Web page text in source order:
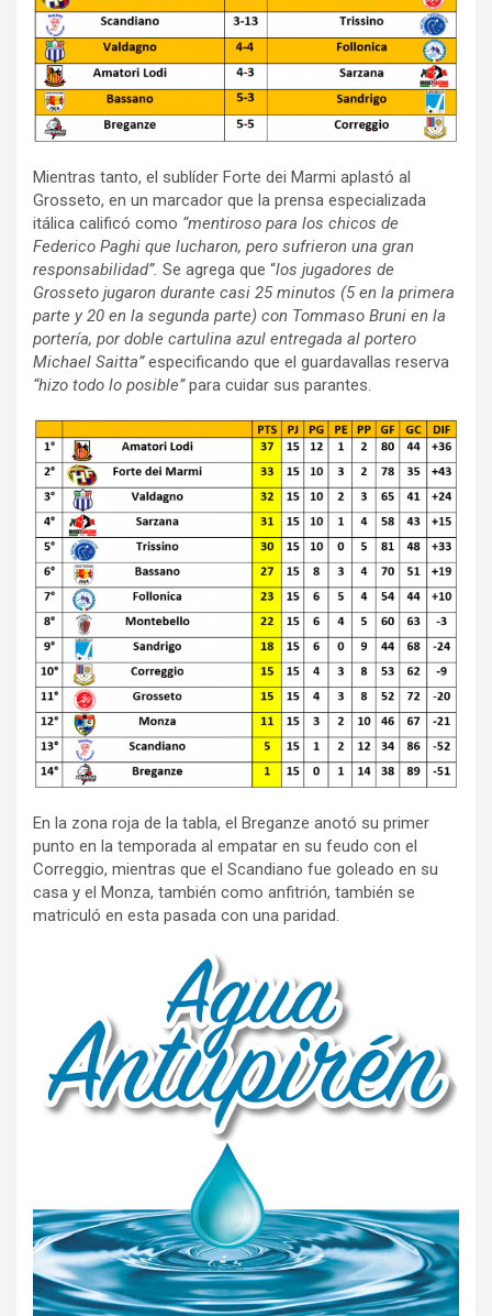
Mientras tanto, el sublíder Forte dei Marmi aplastó al
Grosseto, en un marcador que la prensa especializada
itálica calificó como “mentiroso para los chicos de
Federico Paghi que lucharon, pero sufrieron una gran
responsabilidad”. Se agrega que “los jugadores de
Grosseto jugaron durante casi 25 minutos (5 en la primera
parte y 20 en la segunda parte) con Tommaso Bruni en la
portería, por doble cartulina azul entregada al portero
Michael Saitta”especificando que el guardavallas reserva
“hizo todo lo posible”para cuidar sus parantes.
En la zona roja de la tabla, el Breganze anotó su primer
punto en la temporada al empatar en su feudo con el
Correggio, mientras que el Scandiano fue goleado en su
casa y el Monza, también como anfitrión, también se
matriculó en esta pasada con una paridad.